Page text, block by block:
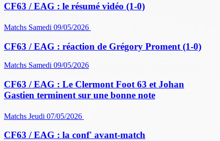
CF63 / EAG : le résumé vidéo (1-0)
Matchs Samedi 09/05/2026
CF63 / EAG : réaction de Grégory Proment (1-0)
Matchs Samedi 09/05/2026
CF63 / EAG : Le Clermont Foot 63 et Johan
Gastien terminent sur une bonne note
Matchs Jeudi 07/05/2026
CF63 / EAG : la conf' avant-match